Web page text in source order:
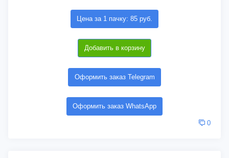
Цена за 1 пачку: 85 руб.
Добавить в корзину
Оформить заказ Telegram
Оформить заказ WhatsApp
0